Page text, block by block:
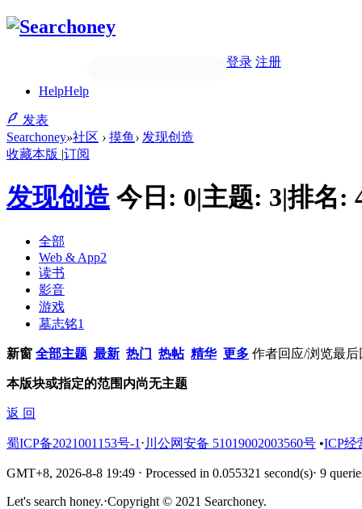
登录 注册
HelpHelp
发表
Searchoney»社区 › 摸鱼 › 发现创造
收藏本版 |订阅
发现创造 今日: 0|主题: 3|排名:
全部
Web & App2
读书
影音
游戏
墓志铭1
新窗 全部主题 最新 热门 热帖 精华 更多 作者回应/浏览最后
本版块或指定的范围内尚无主题
返 回
蜀ICP备2021001153号-1 ⋅ 川公网安备 51019002003560号 •ICP经
GMT+8, 2026-8-8 19:49 ⋅ Processed in 0.055321 second(s)⋅ 9
Let's search honey.⋅Copyright © 2021 Searchoney.